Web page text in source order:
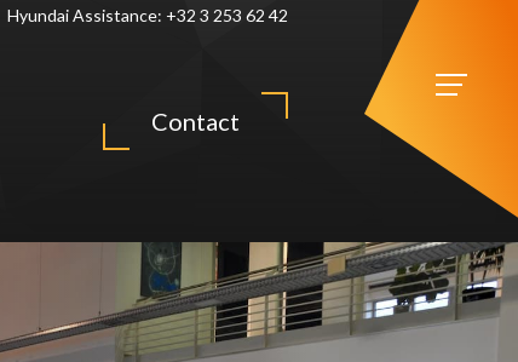
Hyundai Assistance: +32 3 253 62 42
Contact